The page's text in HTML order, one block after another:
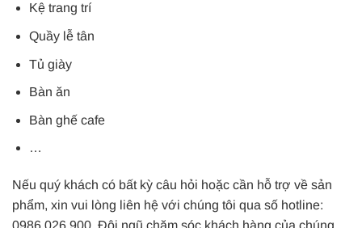
Kệ trang trí
Quầy lễ tân
Tủ giày
Bàn ăn
Bàn ghế cafe
…
Nếu quý khách có bất kỳ câu hỏi hoặc cần hỗ trợ về sản
phẩm, xin vui lòng liên hệ với chúng tôi qua số hotline:
0986.026.900. Đội ngũ chăm sóc khách hàng của chúng